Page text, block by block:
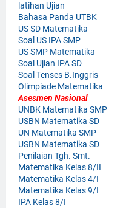
latihan Ujian
Bahasa Panda UTBK
US SD Matematika
Soal US IPA SMP
US SMP Matematika
Soal Ujian IPA SD
Soal Tenses B.Inggris
Olimpiade Matematika
Asesmen Nasional
UNBK Matematika SMP
USBN Matematika SD
UN Matematika SMP
USBN Matematika SD
Penilaian Tgh. Smt.
Matematika Kelas 8/II
Matematika Kelas 4/I
Matematika Kelas 9/I
IPA Kelas 8/I